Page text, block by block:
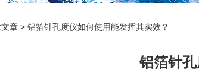
章 > 铝箔针孔度仪如何使用能发挥其实效？
铝箔针